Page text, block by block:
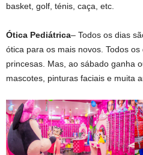
basket, golf, ténis, caça, etc.
Ótica Pediátrica– Todos os dias
ótica para os mais novos. Todos
princesas. Mas, ao sábado ganha
mascotes, pinturas faciais e muita